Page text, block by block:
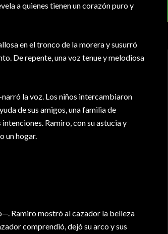
a quienes tienen un corazón puro y
en el tronco de la morera y susurró
De repente, una voz tenue y melodiosa
la voz. Los niños intercambiaron
de sus amigos, una familia de
Ramiro, con su astucia y
un hogar.
Ramiro mostró al cazador la belleza
comprendió, dejó su arco y sus